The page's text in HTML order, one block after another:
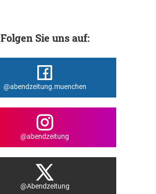
Folgen Sie uns auf:
@abendzeitung.muenchen
@abendzeitung
@Abendzeitung